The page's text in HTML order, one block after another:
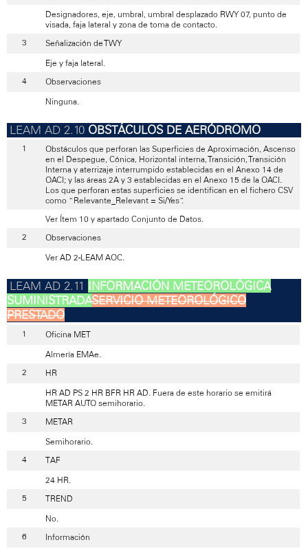
Designadores, eje, umbral, umbral desplazado RWY 07, punto de
visada, faja lateral y zona de toma de contacto.
Señalización de TWY
Eje y faja lateral.
Observaciones
Ninguna.
OBSTÁCULOS DE AERÓDROMO
Obstáculos que perforan las Superficies de Aproximación, Ascenso
en el Despegue, Cónica, Horizontal interna, Transición, Transición
Interna y aterrizaje interrumpido establecidas en el Anexo 14 de
OACI; y las áreas 2A y 3 establecidas en el Anexo 15 de la OACI.
Los que perforan estas superficies se identifican en el fichero CSV
como “Relevante_Relevant = Si/Yes”.
Ver Ítem 10 y apartado Conjunto de Datos.
Observaciones
Ver AD 2-LEAM AOC.
INFORMACIÓN METEOROLÓGICA
SUMINISTRADASERVICIO METEOROLÓGICO
PRESTADO
Oficina MET
Almería EMAe.
HR
HR AD PS 2 HR BFR HR AD. Fuera de este horario se emitirá
METAR AUTO semihorario.
METAR
Semihorario.
TAF
24 HR.
TREND
No.
Información